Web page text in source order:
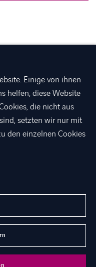
Einige von ihnen
helfen, diese Website
die nicht aus
setzten wir nur mit
den einzelnen Cookies